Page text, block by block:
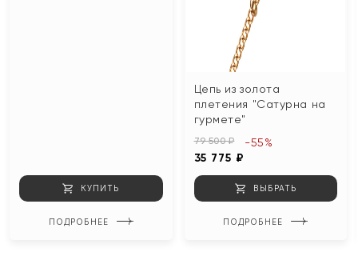
КУПИТЬ
ПОДРОБНЕЕ
Цепь из золота
плетения "Сатурна на
гурмете"
79 500 ₽
35 775 ₽
-55%
ВЫБРАТЬ
ПОДРОБНЕЕ